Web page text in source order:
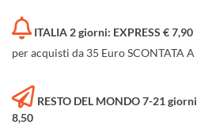
ITALIA 2 giorni: EXPRESS € 7,90
per acquisti da 35 Euro SCONTATA A
RESTO DEL MONDO 7-21
8,50